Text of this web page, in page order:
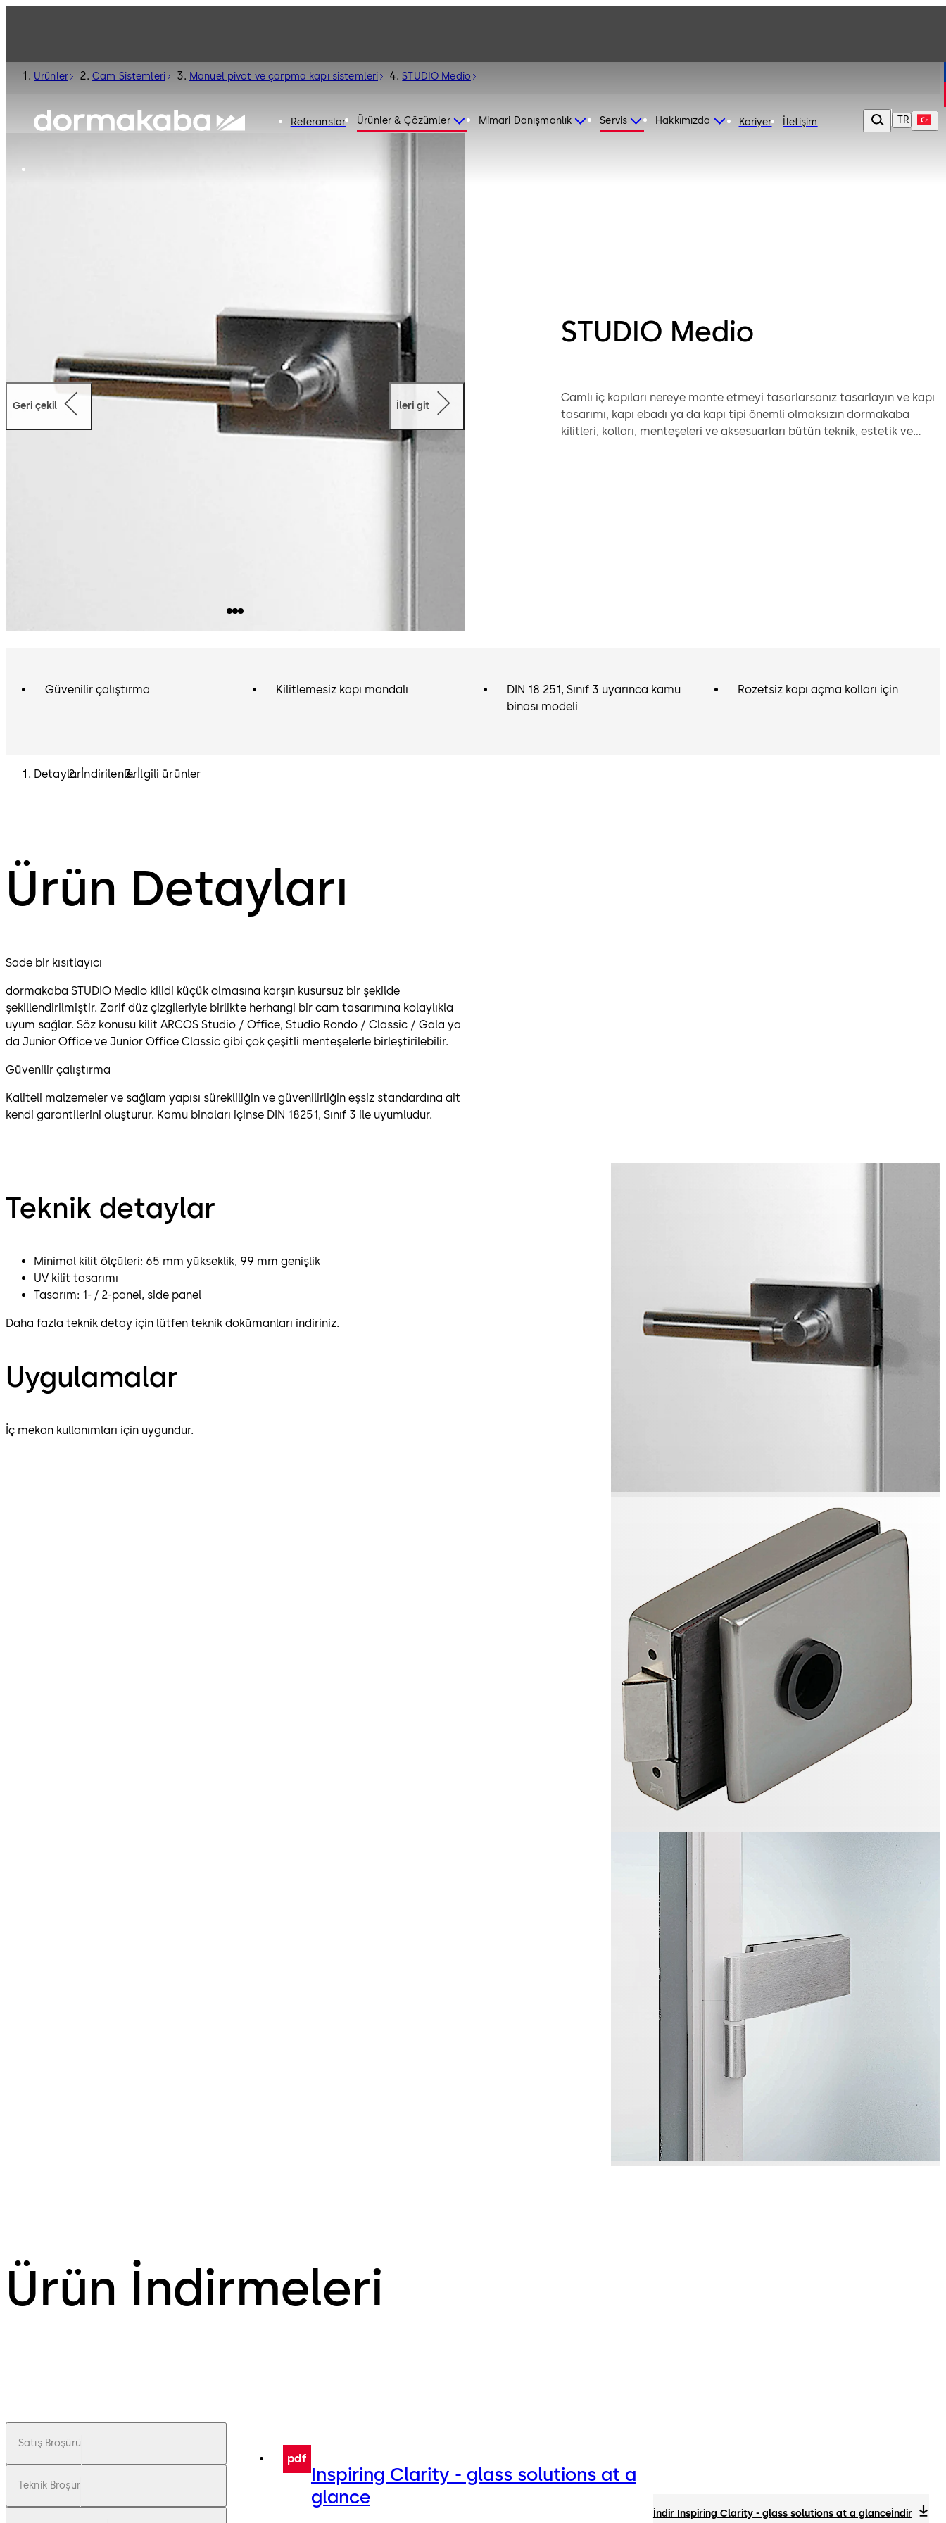
Referanslar Ürünler & Çözümler Mimari Danışmanlık Servis Hakkımızda Kariyer İletişim TR
Ürünler Cam Sistemleri Manuel pivot ve çarpma kapı sistemleri STUDIO Medio
STUDIO Medio
Camlı iç kapıları nereye monte etmeyi tasarlarsanız tasarlayın ve kapı
tasarımı, kapı ebadı ya da kapı tipi önemli olmaksızın dormakaba
kilitleri, kolları, menteşeleri ve aksesuarları bütün teknik, estetik ve
Geri çekil İleri git
Güvenilir çalıştırma Kilitlemesiz kapı mandalı
DIN 18 251, Sınıf 3 uyarınca kamu
binası modeli
Rozetsiz kapı açma kolları için
Detaylarİndirilenlerİlgili ürünler
Ürün Detayları
Sade bir kısıtlayıcı
dormakaba STUDIO Medio kilidi küçük olmasına karşın kusursuz bir şekilde
şekillendirilmiştir. Zarif düz çizgileriyle birlikte herhangi bir cam tasarımına kolaylıkla
uyum sağlar. Söz konusu kilit ARCOS Studio / Office, Studio Rondo / Classic / Gala ya
da Junior Office ve Junior Office Classic gibi çok çeşitli menteşelerle birleştirilebilir.
Güvenilir çalıştırma
Kaliteli malzemeler ve sağlam yapısı sürekliliğin ve güvenilirliğin eşsiz standardına ait
kendi garantilerini oluşturur. Kamu binaları içinse DIN 18251, Sınıf 3 ile uyumludur.
Teknik detaylar
Minimal kilit ölçüleri: 65 mm yükseklik, 99 mm genişlik
UV kilit tasarımı
Tasarım: 1- / 2-panel, side panel
Daha fazla teknik detay için lütfen teknik dokümanları indiriniz.
Uygulamalar
İç mekan kullanımları için uygundur.
Ürün İndirmeleri
Satış Broşürü
Teknik Broşür
pdf
Inspiring Clarity - glass solutions at a
glance
İndir Inspiring Clarity - glass solutions at a glanceİndir